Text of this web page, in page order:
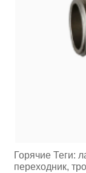
Горячие Теги:
переходник,